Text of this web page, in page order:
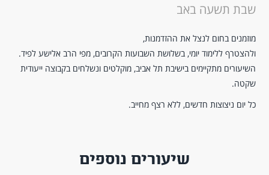
שבת תשעה באב
מוזמנים בחום לנצל את ההזדמנות,
ולהצטרף ללימוד יומי, בשלושת השבועות הקרובים, מפי הרב אלישע לפיד.
השיעורים מתקיימים בישיבת תל אביב, מוקלטים ונשלחים בקבוצה ייעודית
שקטה.
כל יום ניצוצות חדשים, ללא רצף מחייב.
שיעורים נוספים